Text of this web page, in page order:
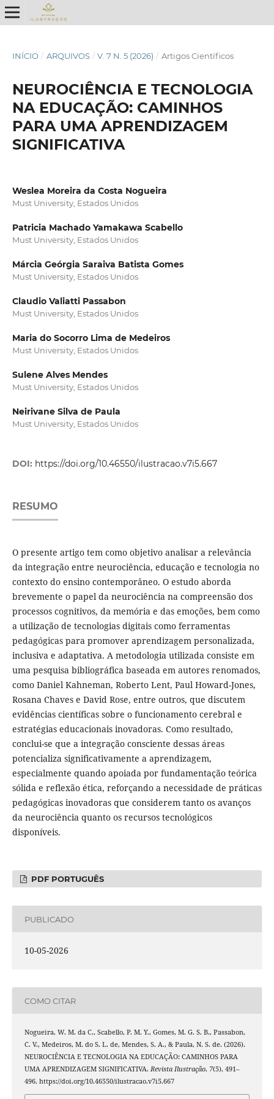
INÍCIO / ARQUIVOS / V. 7 N. 5 (2026) / Artigos Científicos
NEUROCIÊNCIA E TECNOLOGIA
NA EDUCAÇÃO: CAMINHOS
PARA UMA APRENDIZAGEM
SIGNIFICATIVA
Weslea Moreira da Costa Nogueira
Must University, Estados Unidos
Patricia Machado Yamakawa Scabello
Must University, Estados Unidos
Márcia Geórgia Saraiva Batista Gomes
Must University, Estados Unidos
Claudio Valiatti Passabon
Must University, Estados Unidos
Maria do Socorro Lima de Medeiros
Must University, Estados Unidos
Sulene Alves Mendes
Must University, Estados Unidos
Neirivane Silva de Paula
Must University, Estados Unidos
DOI: https://doi.org/10.46550/ilustracao.v7i5.667
RESUMO
O presente artigo tem como objetivo analisar a relevância
da integração entre neurociência, educação e tecnologia no
contexto do ensino contemporâneo. O estudo aborda
brevemente o papel da neurociência na compreensão dos
processos cognitivos, da memória e das emoções, bem como
a utilização de tecnologias digitais como ferramentas
pedagógicas para promover aprendizagem personalizada,
inclusiva e adaptativa. A metodologia utilizada consiste em
uma pesquisa bibliográfica baseada em autores renomados,
como Daniel Kahneman, Roberto Lent, Paul Howard-Jones,
Rosana Chaves e David Rose, entre outros, que discutem
evidências científicas sobre o funcionamento cerebral e
estratégias educacionais inovadoras. Como resultado,
conclui-se que a integração consciente dessas áreas
potencializa significativamente a aprendizagem,
especialmente quando apoiada por fundamentação teórica
sólida e reflexão ética, reforçando a necessidade de práticas
pedagógicas inovadoras que considerem tanto os avanços
da neurociência quanto os recursos tecnológicos
disponíveis.
PDF PORTUGUÊS
PUBLICADO
10-05-2026
COMO CITAR
Nogueira, W. M. da C., Scabello, P. M. Y., Gomes, M. G. S. B., Passabon,
C. V., Medeiros, M. do S. L. de, Mendes, S. A., & Paula, N. S. de. (2026).
NEUROCIÊNCIA E TECNOLOGIA NA EDUCAÇÃO: CAMINHOS PARA
UMA APRENDIZAGEM SIGNIFICATIVA. Revista Ilustração, 7(5), 491–
496. https://doi.org/10.46550/ilustracao.v7i5.667